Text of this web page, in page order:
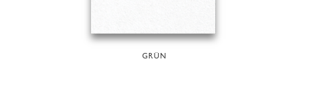
GRÜN